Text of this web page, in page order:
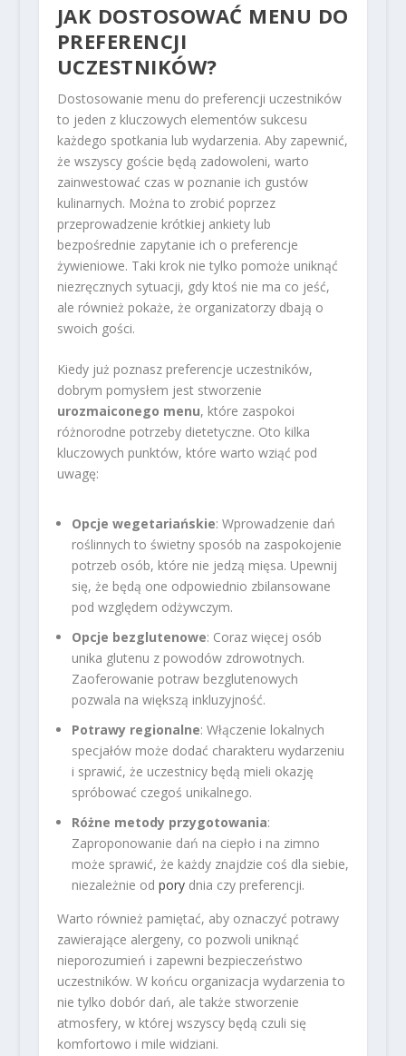
JAK DOSTOSOWAĆ MENU DO
PREFERENCJI
UCZESTNIKÓW?
Dostosowanie menu do preferencji uczestników
to jeden z kluczowych elementów sukcesu
każdego spotkania lub wydarzenia. Aby zapewnić,
że wszyscy goście będą zadowoleni, warto
zainwestować czas w poznanie ich gustów
kulinarnych. Można to zrobić poprzez
przeprowadzenie krótkiej ankiety lub
bezpośrednie zapytanie ich o preferencje
żywieniowe. Taki krok nie tylko pomoże uniknąć
niezręcznych sytuacji, gdy ktoś nie ma co jeść,
ale również pokaże, że organizatorzy dbają o
swoich gości.
Kiedy już poznasz preferencje uczestników,
dobrym pomysłem jest stworzenie
urozmaiconego menu, które zaspokoi
różnorodne potrzeby dietetyczne. Oto kilka
kluczowych punktów, które warto wziąć pod
uwagę:
Opcje wegetariańskie: Wprowadzenie dań
roślinnych to świetny sposób na zaspokojenie
potrzeb osób, które nie jedzą mięsa. Upewnij
się, że będą one odpowiednio zbilansowane
pod względem odżywczym.
Opcje bezglutenowe: Coraz więcej osób
unika glutenu z powodów zdrowotnych.
Zaoferowanie potraw bezglutenowych
pozwala na większą inkluzyjność.
Potrawy regionalne: Włączenie lokalnych
specjałów może dodać charakteru wydarzeniu
i sprawić, że uczestnicy będą mieli okazję
spróbować czegoś unikalnego.
Różne metody przygotowania:
Zaproponowanie dań na ciepło i na zimno
może sprawić, że każdy znajdzie coś dla siebie,
niezależnie od porydnia czy preferencji.
Warto również pamiętać, aby oznaczyć potrawy
zawierające alergeny, co pozwoli uniknąć
nieporozumień i zapewni bezpieczeństwo
uczestników. W końcu organizacja wydarzenia to
nie tylko dobór dań, ale także stworzenie
atmosfery, w której wszyscy będą czuli się
komfortowo i mile widziani.